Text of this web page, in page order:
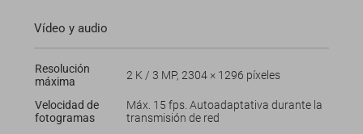
Vídeo y audio
Resolución
máxima
2 K / 3 MP, 2304 × 1296 píxeles
Velocidad de
fotogramas
Máx. 15 fps. Autoadaptativa durante la
transmisión de red